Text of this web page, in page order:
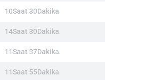
10Saat 30Dakika
14Saat 30Dakika
11Saat 37Dakika
11Saat 55Dakika